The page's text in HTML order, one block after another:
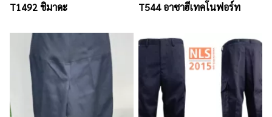
T1492 ชิมาดะ
ธรรมดา กระเป๋าเจาะด้านหลัง
T544 อาซาฮีเทคโนฟอร์ท